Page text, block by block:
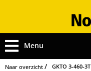
Menu
Naar overzicht GKTO 3-460-3T